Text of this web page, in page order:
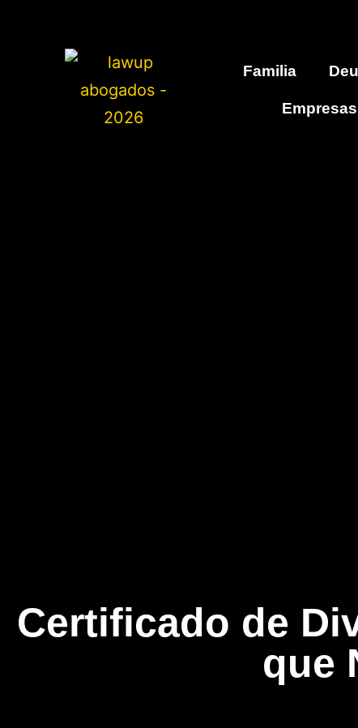
Familia
Certificado de
que